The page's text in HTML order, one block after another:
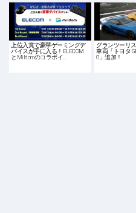
上位入賞で豪華ゲーミングデ
バイスが手に入る！ELECOM
とMildomのコラボイ…
グランツーリス
車両「トヨタ
0」追加！